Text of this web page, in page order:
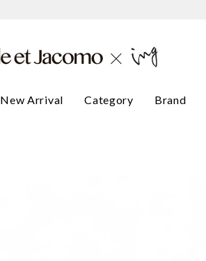
New Arrival Category Brand